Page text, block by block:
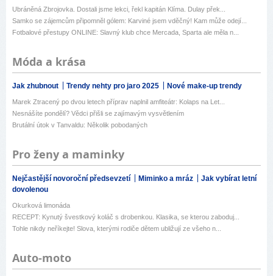
Ubráněná Zbrojovka. Dostali jsme lekci, řekl kapitán Klíma. Dulay přek...
Samko se zájemcům připomněl gólem: Karviné jsem vděčný! Kam může odejí...
Fotbalové přestupy ONLINE: Slavný klub chce Mercada, Sparta ale měla n...
Móda a krása
Jak zhubnout Trendy nehty pro jaro 2025 Nové make-up trendy
Marek Ztracený po dvou letech příprav naplnil amfiteátr: Kolaps na Let...
Nesnášíte pondělí? Vědci přišli se zajímavým vysvětlením
Brutální útok v Tanvaldu: Několik pobodaných
Pro ženy a maminky
Nejčastější novoroční předsevzetí Miminko a mráz
Jak vybírat letní
dovolenou
Okurková limonáda
RECEPT: Kynutý švestkový koláč s drobenkou. Klasika, se kterou zaboduj...
Tohle nikdy neříkejte! Slova, kterými rodiče dětem ubližují ze všeho n...
Auto-moto